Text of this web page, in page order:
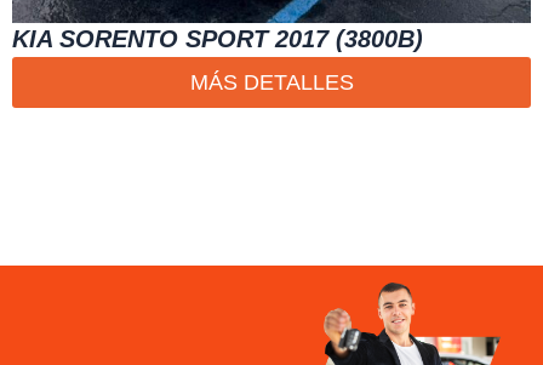
KIA SORENTO SPORT 2017 (3800B)
MÁS DETALLES